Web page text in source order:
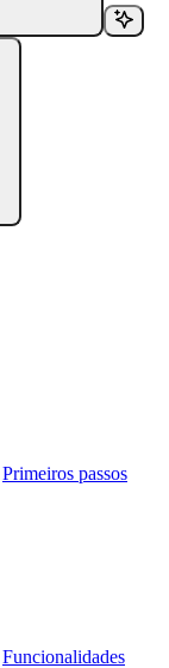
Primeiros passos
Funcionalidades